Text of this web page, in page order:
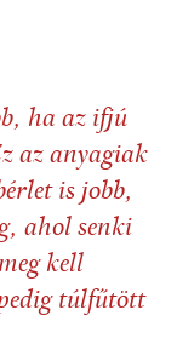
ha az ifjú
az anyagiak
is jobb,
ahol senki
kell
túlfűtött